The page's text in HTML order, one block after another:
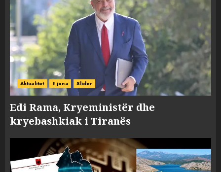
Aktualitet E jona Slider
Edi Rama, Kryeministër dhe
kryebashkiak i Tiranës